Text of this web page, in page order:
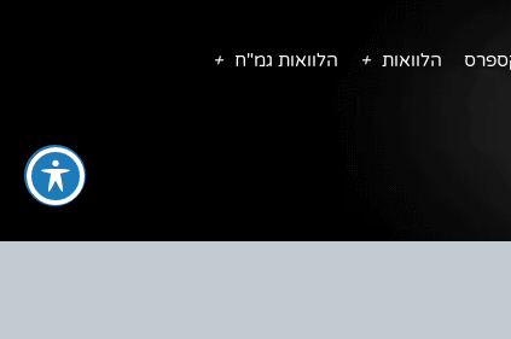
הלוואות הלוואות גמ"ח